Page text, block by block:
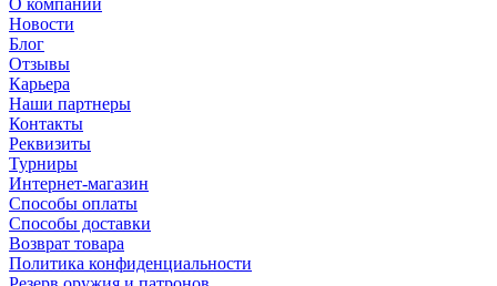
О компании
Новости
Блог
Отзывы
Карьера
Наши партнеры
Контакты
Реквизиты
Турниры
Интернет-магазин
Способы оплаты
Способы доставки
Возврат товара
Политика конфиденциальности